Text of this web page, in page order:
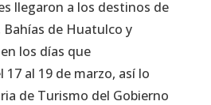
llegaron a los destinos de
Bahías de Huatulco y
los días que
al 19 de marzo, así lo
de Turismo del Gobierno